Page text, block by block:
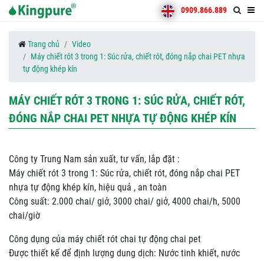
0909.866.889
Trang chủ
Video
Máy chiết rót 3 trong 1: Súc rửa, chiết rót, đóng nắp chai PET nhựa
tự động khép kín
MÁY CHIẾT RÓT 3 TRONG 1: SÚC RỬA, CHIẾT RÓT,
ĐÓNG NẮP CHAI PET NHỰA TỰ ĐỘNG KHÉP KÍN
Công ty Trung Nam sản xuất, tư vấn, lắp đặt :
Máy chiết rót 3 trong 1: Súc rửa, chiết rót, đóng nắp chai PET
nhựa tự động khép kín, hiệu quả , an toàn
Công suất: 2.000 chai/ giở, 3000 chai/ giở, 4000 chai/h, 5000
chai/giờ
Công dụng của máy chiết rót chai tự động chai pet
Được thiết kế để định lượng dung dịch: Nước tinh khiết, nước